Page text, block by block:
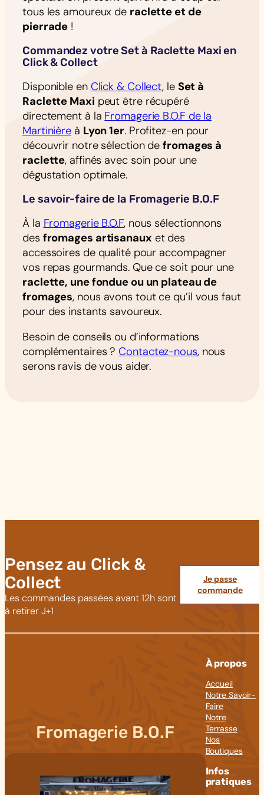
tous les amoureux de raclette et de
pierrade !
Commandez votre Set à Raclette Maxi en
Click & Collect
Disponible en Click & Collect, le Set à
Raclette Maxi peut être récupéré
directement à la Fromagerie B.O.F de la
Martinière à Lyon 1er. Profitez-en pour
découvrir notre sélection defromages à
raclette, affinés avec soin pour une
dégustation optimale.
Le savoir-faire de la Fromagerie B.O.F
À la Fromagerie B.O.F, nous sélectionnons
des fromages artisanaux et des
accessoires de qualité pour accompagner
vos repas gourmands. Que ce soit pour une
raclette, une fondue ou un plateau de
fromages, nous avons tout ce qu’il vous faut
pour des instants savoureux.
Besoin de conseils ou d’informations
complémentaires ? Contactez-nous, nous
serons ravis de vous aider.
Pensez au Click &
Collect
Les commandes passées avant 12h sont
à retirer J+1
Je passe
commande
Fromagerie B.O.F
À propos
Accueil
Notre Savoir-
Faire
Notre
Terrasse
Nos
Boutiques
Infos
pratiques